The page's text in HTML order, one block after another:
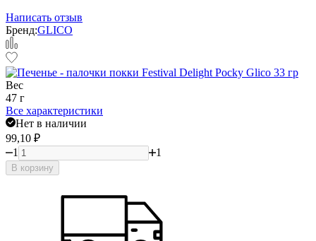
Написать отзыв
Бренд:GLICO
Вес
47 г
Все характеристики
Нет в наличии
99,10 ₽
1
1
В корзину